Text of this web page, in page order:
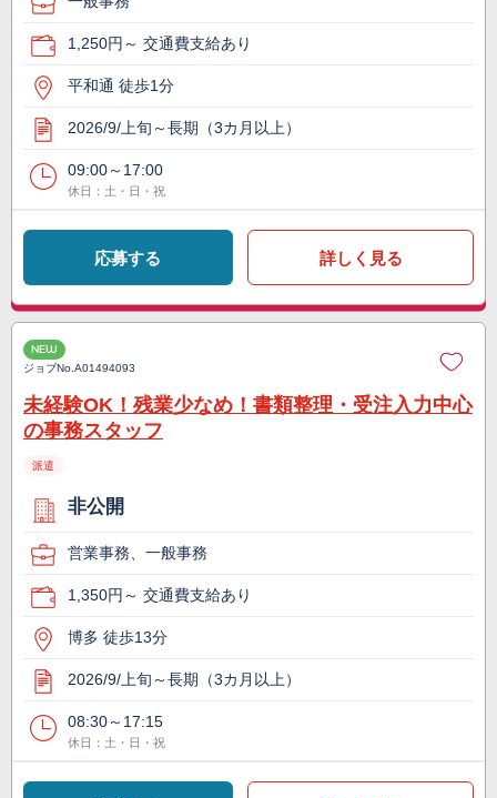
1,250円～ 交通費支給あり
平和通 徒歩1分
2026/9/上旬～長期（3カ月以上）
09:00～17:00
休日：土・日・祝
応募する 詳しく見る
NEW
ジョブNo.A01494093
未経験OK！残業少なめ！書類整理・受注入力中心
の事務スタッフ
派遣
非公開
営業事務、一般事務
1,350円～ 交通費支給あり
博多 徒歩13分
2026/9/上旬～長期（3カ月以上）
08:30～17:15
休日：土・日・祝